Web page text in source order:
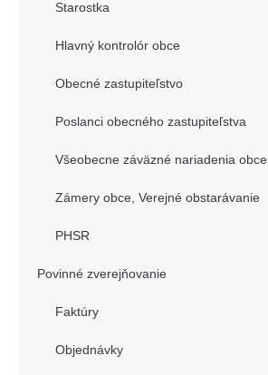
Starostka
Hlavný kontrolór obce
Obecné zastupiteľstvo
Poslanci obecného zastupiteľstva
Všeobecne záväzné nariadenia obce
Zámery obce, Verejné obstarávanie
PHSR
Povinné zverejňovanie
Faktúry
Objednávky